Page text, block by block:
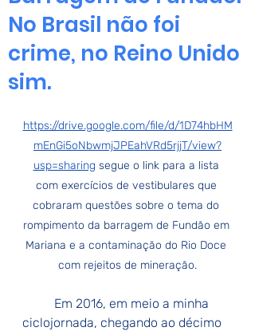
No Brasil não foi
crime, no Reino Unido
sim.
https://drive.google.com/file/d/1D74hbHM
mEnGi5oNbwmjJPEahVRd5rjjT/view?
usp=sharing segue o link para a lista
com exercícios de vestibulares que
cobraram questões sobre o tema do
rompimento da barragem de Fundão em
Mariana e a contaminação do Rio Doce
com rejeitos de mineração.
Em 2016, em meio a minha
ciclojornada, chegando ao décimo